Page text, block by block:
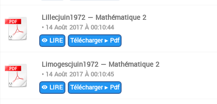
Lillecjuin1972 — Mathématique 2
• 14 Août 2017 À 00:10:44
LIRE Télécharger ▸ Pdf
Limogescjuin1972 — Mathématique 2
• 14 Août 2017 À 00:10:45
LIRE Télécharger ▸ Pdf